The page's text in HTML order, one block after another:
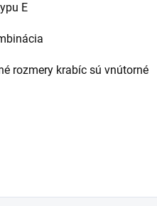
E
rozmery krabíc sú vnútorné